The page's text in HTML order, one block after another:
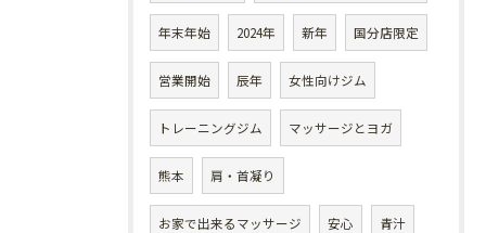
年末年始 2024年 新年 国分店限定
営業開始 辰年 女性向けジム
トレーニングジム マッサージとヨガ
熊本 肩・首凝り
お家で出来るマッサージ 安心 青汁